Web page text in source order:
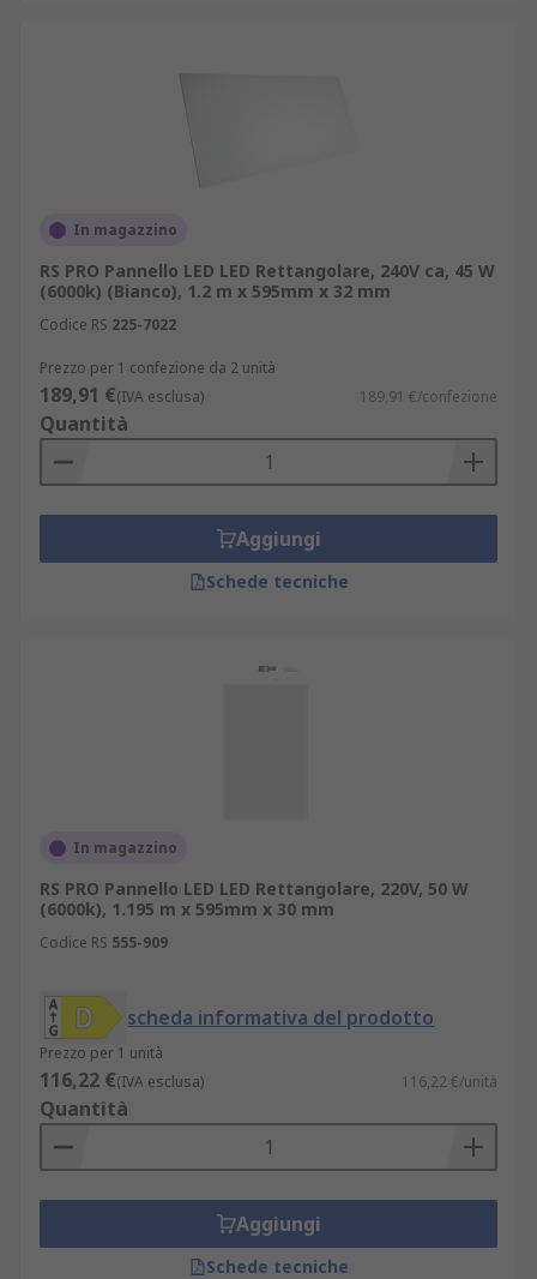
In magazzino
RS PRO Pannello LED LED Rettangolare, 240V ca, 45 W
(6000k) (Bianco), 1.2 m x 595mm x 32 mm
Codice RS 225-7022
Prezzo per 1 confezione da 2 unità
189,91 €(IVA esclusa) 189,91 €/confezione
Quantità
Aggiungi
Schede tecniche
In magazzino
RS PRO Pannello LED LED Rettangolare, 220V, 50 W
(6000k), 1.195 m x 595mm x 30 mm
Codice RS 555-909
scheda informativa del prodotto
Prezzo per 1 unità
116,22 €(IVA esclusa) 116,22 €/unità
Quantità
Aggiungi
Schede tecniche